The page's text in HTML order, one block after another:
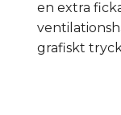
en extra
grafiskt